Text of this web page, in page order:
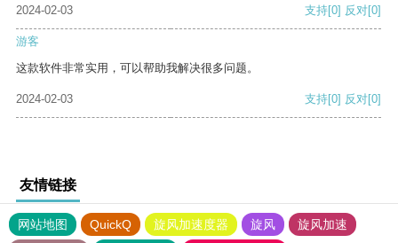
2024-02-03
支持[0] 反对[0]
游客
这款软件非常实用，可以帮助我解决很多问题。
2024-02-03 支持[0] 反对[0]
友情链接
网站地图 QuickQ 旋风加速度器 旋风
旋风加速